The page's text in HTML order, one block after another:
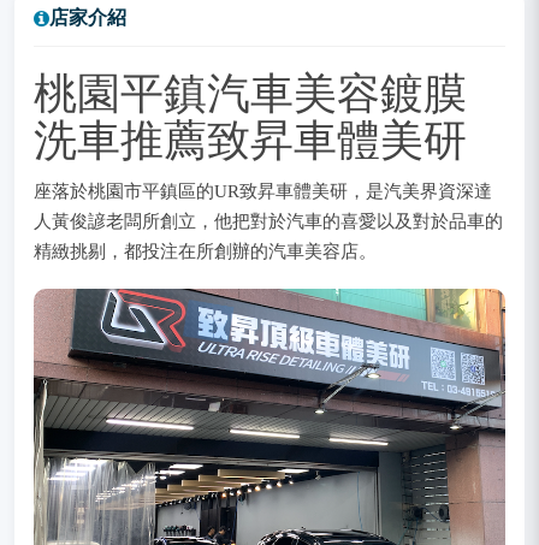
店家介紹
桃園平鎮汽車美容鍍膜
洗車推薦致昇車體美研
座落於桃園市平鎮區的UR致昇車體美研，是汽美界資深達
人黃俊諺老闆所創立，他把對於汽車的喜愛以及對於品車的
精緻挑剔，都投注在所創辦的汽車美容店。